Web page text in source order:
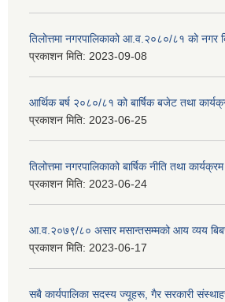
तिलोत्तमा नगरपालिकाको आ.व.२०८०/८१ को नगर
प्रकाशन मिति: 2023-09-08
आर्थिक बर्ष २०८०/८१ को बार्षिक बजेट तथा
प्रकाशन मिति: 2023-06-25
तिलोत्तमा नगरपालिकाको बार्षिक नीति तथा
प्रकाशन मिति: 2023-06-24
आ.व.२०७९/८० असार मसान्तसम्मको आय व्यय
प्रकाशन मिति: 2023-06-17
सबै कार्यपालिका सदस्य ज्यूहरू, गैर सरकारी